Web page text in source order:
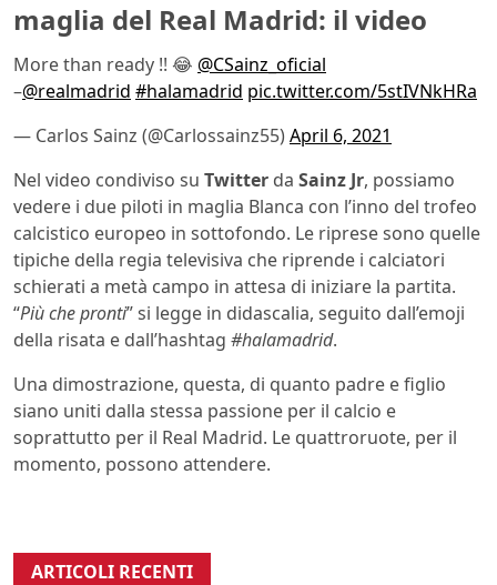
maglia del Real Madrid: il video
More than ready !! 😂 @CSainz_oficial
–@realmadrid #halamadrid pic.twitter.com/5stIVNkHRa
— Carlos Sainz (@Carlossainz55)April 6, 2021
Nel video condiviso su Twitter da Sainz Jr, possiamo
vedere i due piloti in maglia Blanca con l’inno del trofeo
calcistico europeo in sottofondo. Le riprese sono quelle
tipiche della regia televisiva che riprende i calciatori
schierati a metà campo in attesa di iniziare la partita.
“Più che pronti” si legge in didascalia, seguito dall’emoji
della risata e dall’hashtag #halamadrid.
Una dimostrazione, questa, di quanto padre e figlio
siano uniti dalla stessa passione per il calcio e
soprattutto per il Real Madrid. Le quattroruote, per il
momento, possono attendere.
ARTICOLI RECENTI